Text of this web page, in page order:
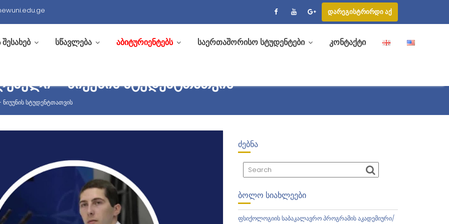
დარეგისტრირდი აქ
შესახებ სწავლება აბიტურიენტებს საერთაშორისო სტუდენტები კონტაქტი
– ᲜᲘᲣᲣᲜᲘᲡ ᲡᲢᲣᲓᲔᲜᲢᲗᲐᲗᲕᲘᲡ
სტუდენტთათვის
ᲫᲔᲑᲜᲐ
ᲑᲝᲚᲝ ᲡᲘᲐᲮᲚᲔᲔᲑᲘ
ფსიქოლოგიის საბაკალავრო პროგრამის აკადემიური/